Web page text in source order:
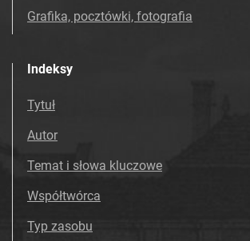
Tarnowskie Azoty : Organ Samorządu
Tarnowskie Azoty : Organ Samorządu
Tarnowskie Azoty : Organ Samorządu
Robotniczego Zakładów Azotowych
Tarnowskie Azoty : Organ Samorządu
Robotniczego Zakładów Azotowych
Grafika, pocztówki, fotografia
Indeksy
Tytuł
Autor
Temat i słowa kluczowe
Współtwórca
Typ zasobu